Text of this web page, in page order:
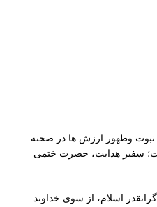
نبوت وظهور ارزش ها در صحنه
سفیر هدایت، حضرت ختمی
اسلام، از سوی خداوند